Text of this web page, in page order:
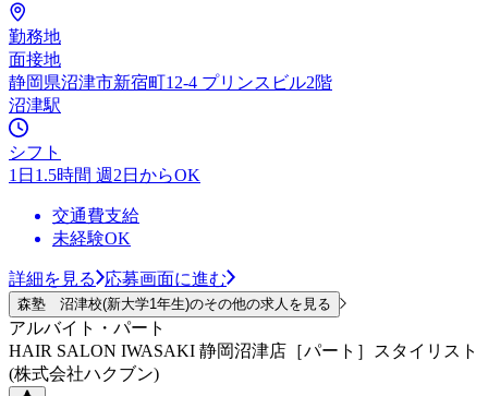
勤務地
面接地
静岡県沼津市新宿町12-4 プリンスビル2階
沼津駅
シフト
1日1.5時間 週2日からOK
交通費支給
未経験OK
詳細を見る 応募画面に進む
森塾 沼津校(新大学1年生)のその他の求人を見る
アルバイト・パート
HAIR SALON IWASAKI 静岡沼津店［パート］スタイリスト
(株式会社ハクブン)